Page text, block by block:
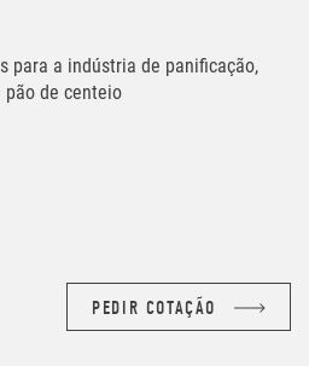
para a indústria de panificação,
pão de centeio
PEDIR COTAÇÃO